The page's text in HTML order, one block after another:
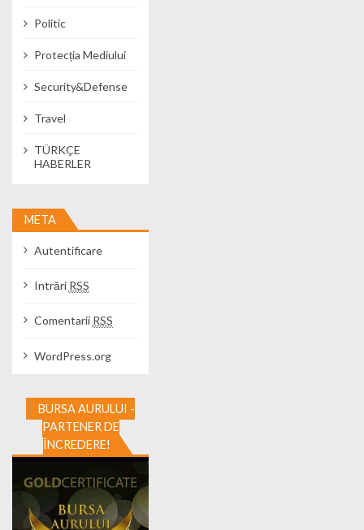
Politic
Protecția Mediului
Security&Defense
Travel
TÜRKÇE
HABERLER
META
Autentificare
Intrări RSS
Comentarii RSS
WordPress.org
BURSA AURULUI -
PARTENER DE
ÎNCREDERE!